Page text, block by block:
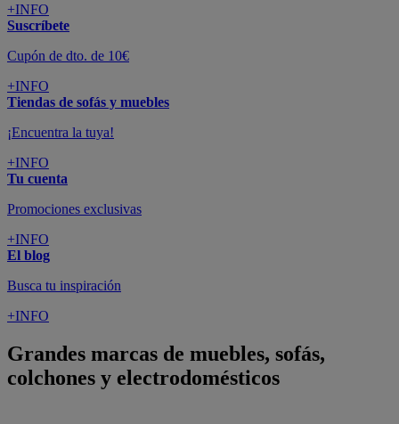
+INFO
Suscríbete
Cupón de dto. de 10€
+INFO
Tiendas de sofás y muebles
¡Encuentra la tuya!
+INFO
Tu cuenta
Promociones exclusivas
+INFO
El blog
Busca tu inspiración
+INFO
Grandes marcas de muebles, sofás,
colchones y electrodomésticos